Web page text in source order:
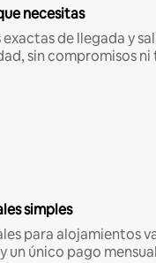
necesitas
exactas de llegada y
sin compromisos
simples
para alojamientos
un único pago